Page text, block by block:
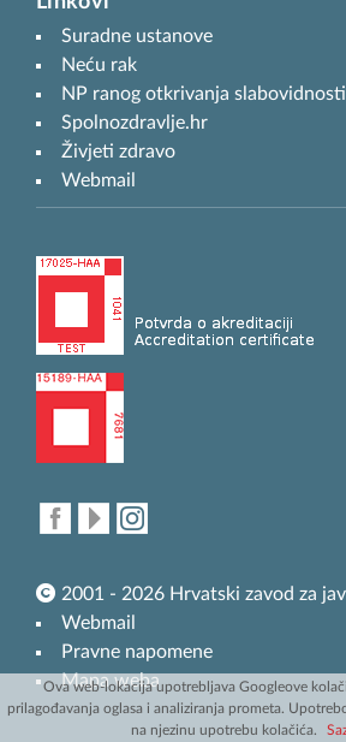
Suradne ustanove
Neću rak
NP ranog otkrivanja slabovidnosti
Spolnozdravlje.hr
Živjeti zdravo
Webmail
2001 - 2026 Hrvatski zavod za
Webmail
Pravne napomene
Mapa weba
Ova web-lokacija upotrebljava Googleove
prilagođavanja oglasa i analiziranja prometa.
na njezinu upotrebu kolačića.